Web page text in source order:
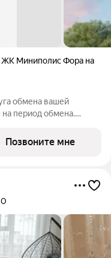
ЖК Миниполис Фора на
период обмена.
2-комн. студия с
Позвоните мне